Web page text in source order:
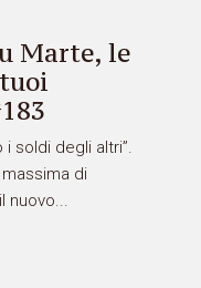
Marte, le
soldi degli altri”.
di